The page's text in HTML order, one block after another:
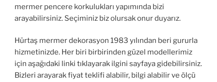
mermer pencere korkulukları yapımında bizi
arayabilirsiniz. Seçiminiz biz olursak onur duyarız.
Hürtaş mermer dekorasyon 1983 yılından beri gururla
hizmetinizde. Her biri birbirinden güzel modellerimiz
için aşağıdaki linki tıklayarak ilgini sayfaya gidebilirsiniz.
Bizleri arayarak fiyat teklifi alabilir, bilgi alabilir ve ölçü